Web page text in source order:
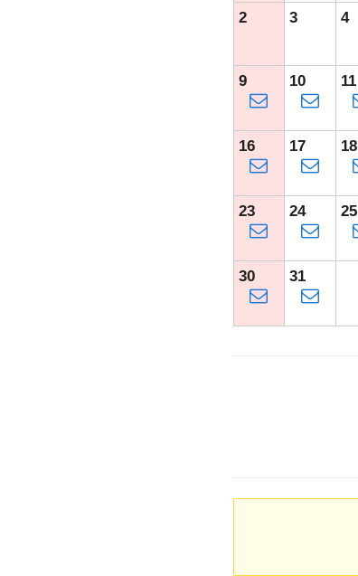
2 3 4
9 10 11
16 17 18
23 24 25
30 31